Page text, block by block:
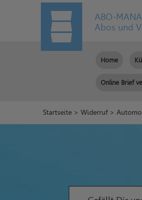
ABO-
Abos und
Home
Online Brief
Startseite >Widerruf>